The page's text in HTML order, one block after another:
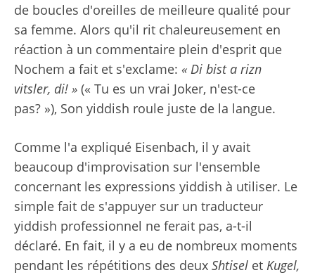
de boucles d'oreilles de meilleure qualité pour
sa femme. Alors qu'il rit chaleureusement en
réaction à un commentaire plein d'esprit que
Nochem a fait et s'exclame: « Di bist a rizn
vitsler, di! » (« Tu es un vrai Joker, n'est-ce
pas? »), Son yiddish roule juste de la langue.
Comme l'a expliqué Eisenbach, il y avait
beaucoup d'improvisation sur l'ensemble
concernant les expressions yiddish à utiliser. Le
simple fait de s'appuyer sur un traducteur
yiddish professionnel ne ferait pas, a-t-il
déclaré. En fait, il y a eu de nombreux moments
pendant les répétitions des deux Shtisel et Kugel,